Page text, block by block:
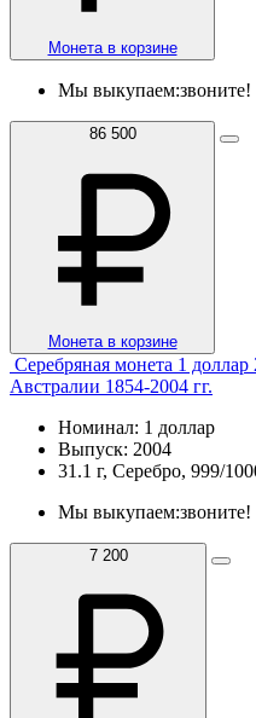
Монета в корзине
Мы выкупаем:звоните!
86 500
Монета в корзине
Серебряная монета 1
Австралии 1854-2004 гг.
Номинал: 1 доллар
Выпуск: 2004
31.1 г, Серебро, 999/
Мы выкупаем:звоните!
7 200